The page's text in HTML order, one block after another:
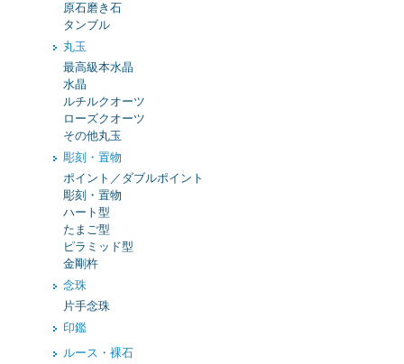
原石磨き石
タンブル
丸玉
最高級本水晶
水晶
ルチルクオーツ
ローズクオーツ
その他丸玉
彫刻・置物
ポイント／ダブルポイント
彫刻・置物
ハート型
たまご型
ピラミッド型
金剛杵
念珠
片手念珠
印鑑
ルース・裸石